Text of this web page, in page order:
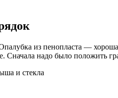
из пенопласта —
Сначала надо было положить